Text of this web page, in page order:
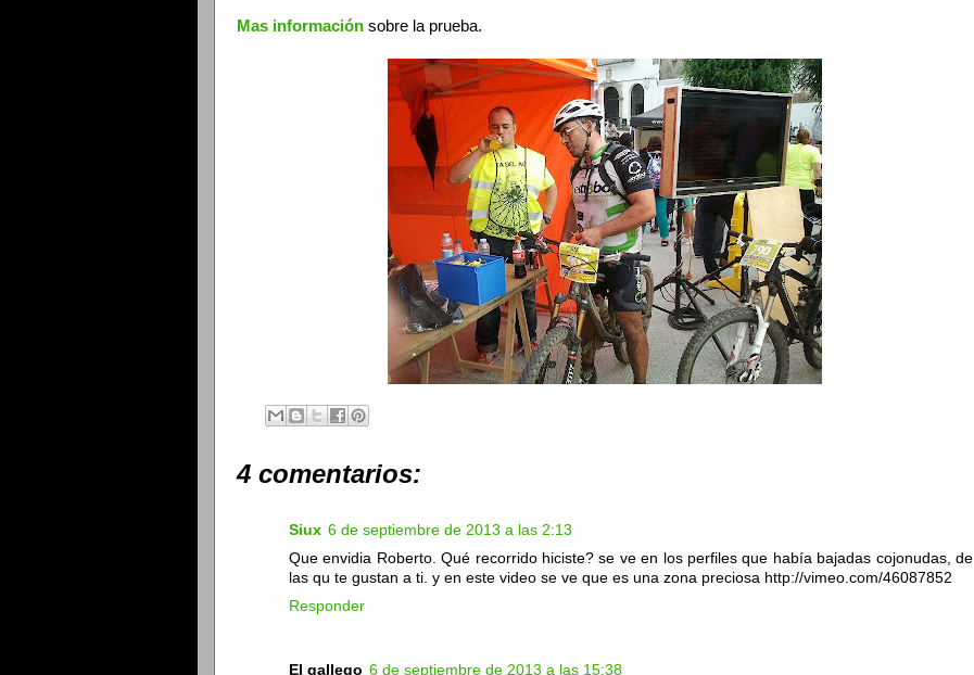
Mas información sobre la prueba.
4 comentarios:
Siux 6 de septiembre de 2013 a las 2:13
Que envidia Roberto. Qué recorrido hiciste? se ve en los perfiles que había bajadas cojonudas, de
las qu te gustan a ti. y en este video se ve que es una zona preciosa http://vimeo.com/46087852
Responder
El gallego 6 de septiembre de 2013 a las 15:38